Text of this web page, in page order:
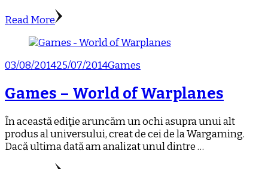
Read More
03/08/201425/07/2014Games
Games – World of Warplanes
În această ediţie aruncăm un ochi asupra unui alt
produs al universului, creat de cei de la Wargaming.
Dacă ultima dată am analizat unul dintre …